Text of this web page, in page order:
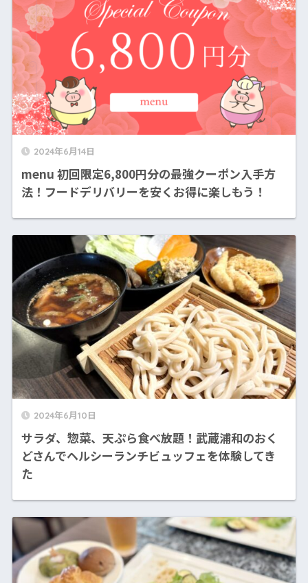
2024年6月14日
menu 初回限定6,800円分の最強クーポン入手方
法！フードデリバリーを安くお得に楽しもう！
2024年6月10日
サラダ、惣菜、天ぷら食べ放題！武蔵浦和のおく
どさんでヘルシーランチビュッフェを体験してき
た